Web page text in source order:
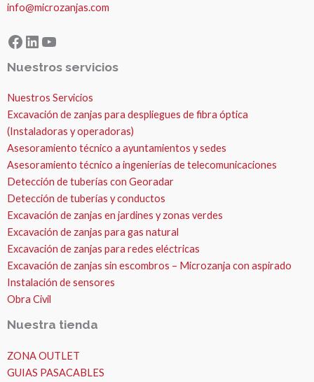
info@microzanjas.com
Facebook
LinkedIn
YouTube
Nuestros servicios
Nuestros Servicios
Excavación de zanjas para despliegues de fibra óptica
(Instaladoras y operadoras)
Asesoramiento técnico a ayuntamientos y sedes
Asesoramiento técnico a ingenierías de telecomunicaciones
Detección de tuberías con Georadar
Detección de tuberías y conductos
Excavación de zanjas en jardines y zonas verdes
Excavación de zanjas para gas natural
Excavación de zanjas para redes eléctricas
Excavación de zanjas sin escombros – Microzanja con aspirado
Instalación de sensores
Obra Civil
Nuestra tienda
ZONA OUTLET
GUIAS PASACABLES